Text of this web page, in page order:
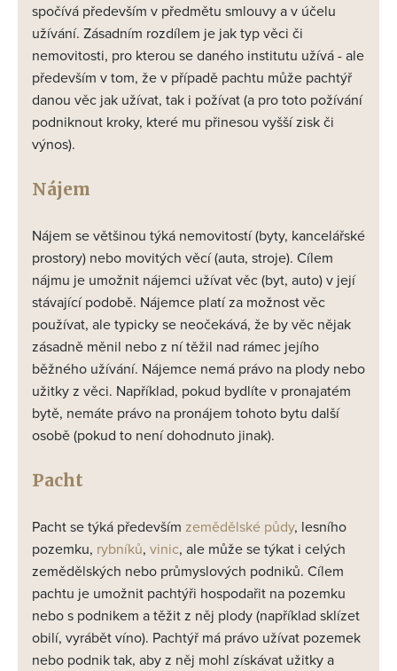
spočívá především v předmětu smlouvy a v účelu
užívání. Zásadním rozdílem je jak typ věci či
nemovitosti, pro kterou se daného institutu užívá - ale
především v tom, že v případě pachtu může pachtýř
danou věc jak užívat, tak i požívat (a pro toto požívání
podniknout kroky, které mu přinesou vyšší zisk či
výnos).
Nájem
Nájem se většinou týká nemovitostí (byty, kancelářské
prostory) nebo movitých věcí (auta, stroje). Cílem
nájmu je umožnit nájemci užívat věc (byt, auto) v její
stávající podobě. Nájemce platí za možnost věc
používat, ale typicky se neočekává, že by věc nějak
zásadně měnil nebo z ní těžil nad rámec jejího
běžného užívání. Nájemce nemá právo na plody nebo
užitky z věci. Například, pokud bydlíte v pronajatém
bytě, nemáte právo na pronájem tohoto bytu další
osobě (pokud to není dohodnuto jinak).
Pacht
Pacht se týká především zemědělské půdy, lesního
pozemku, rybníků, vinic, ale může se týkat i celých
zemědělských nebo průmyslových podniků. Cílem
pachtu je umožnit pachtýři hospodařit na pozemku
nebo s podnikem a těžit z něj plody (například sklízet
obilí, vyrábět víno). Pachtýř má právo užívat pozemek
nebo podnik tak, aby z něj mohl získávat užitky a